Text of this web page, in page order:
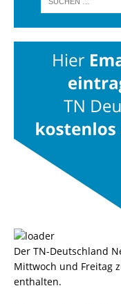
Der TN-Deutschland
Mittwoch und Freitag
enthalten.